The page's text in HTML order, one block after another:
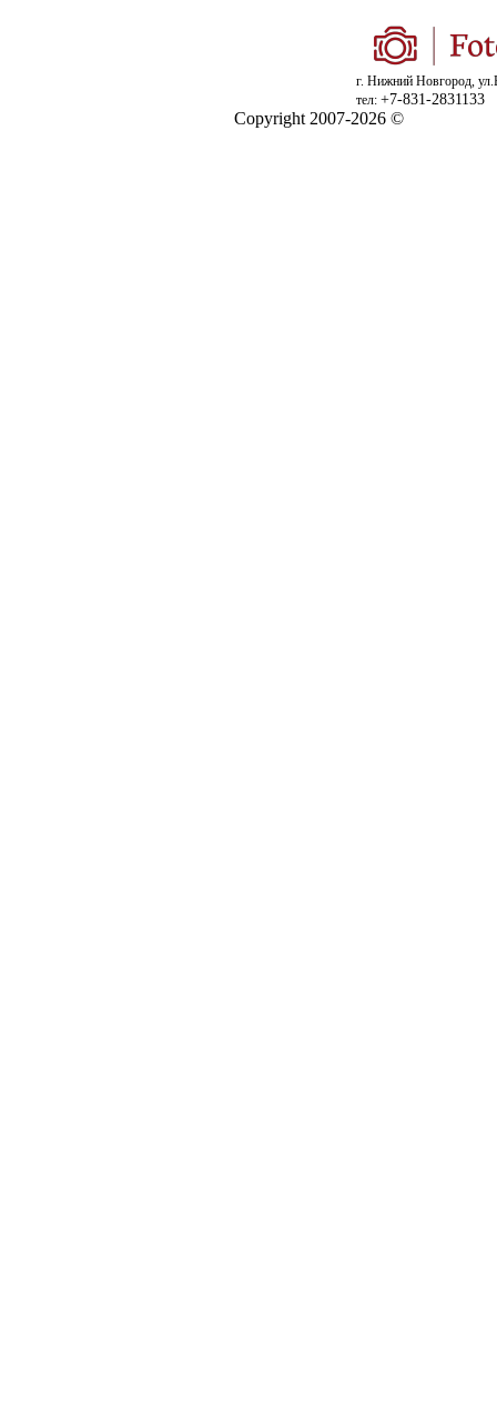
г. Нижний Новгород,
тел: +7-831-2831133
Copyright 2007-2026 ©